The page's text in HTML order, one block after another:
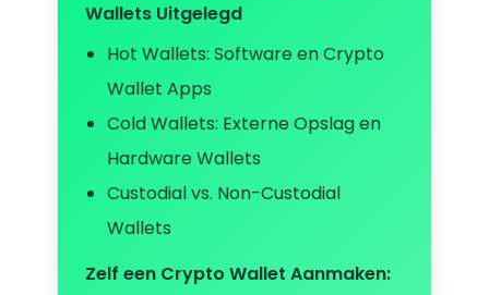
Wallets Uitgelegd
Hot Wallets: Software en Crypto
Wallet Apps
Cold Wallets: Externe Opslag en
Hardware Wallets
Custodial vs. Non-Custodial
Wallets
Zelf een Crypto Wallet Aanmaken: